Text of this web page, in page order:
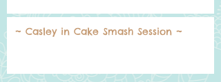
~ Casley in Cake Smash Session ~